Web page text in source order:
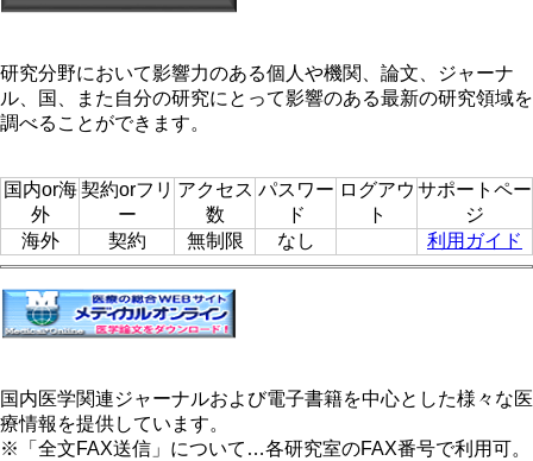
研究分野において影響力のある個人や機関、論文、ジャーナ
ル、国、また自分の研究にとって影響のある最新の研究領域を
調べることができます。
国内or海
外
契約orフリ
ー
アクセス
数
パスワー
ド
ログアウ
ト
サポートペー
ジ
海外
契約 無制限 なし 利用ガイド
国内医学関連ジャーナルおよび電子書籍を中心とした様々な医
療情報を提供しています。
※「全文FAX送信」について…各研究室のFAX番号で利用可。